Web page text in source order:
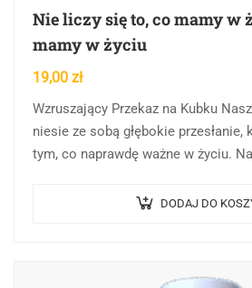
Nie liczy się to, co mamy w
mamy w życiu
19,00 zł
Wzruszający Przekaz na Kubku
niesie ze sobą głębokie
tym, co naprawdę ważne w życiu.
DODAJ DO